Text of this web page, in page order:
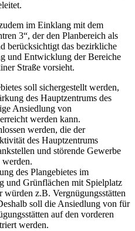
im Einklang mit dem
3“, der den Planbereich als
berücksichtigt das bezirkliche
und Entwicklung der Bereiche
Straße vorsieht.
soll sichergestellt werden,
des Hauptzentrums des
Ansiedlung von
werden kann.
werden, die der
des Hauptzentrums
und störende Gewerbe
werden.
des Plangebietes im
und Grünflächen mit Spielplatz
z.B. Vergnügungsstätten
soll die Ansiedlung von für
auf den vorderen
werden.